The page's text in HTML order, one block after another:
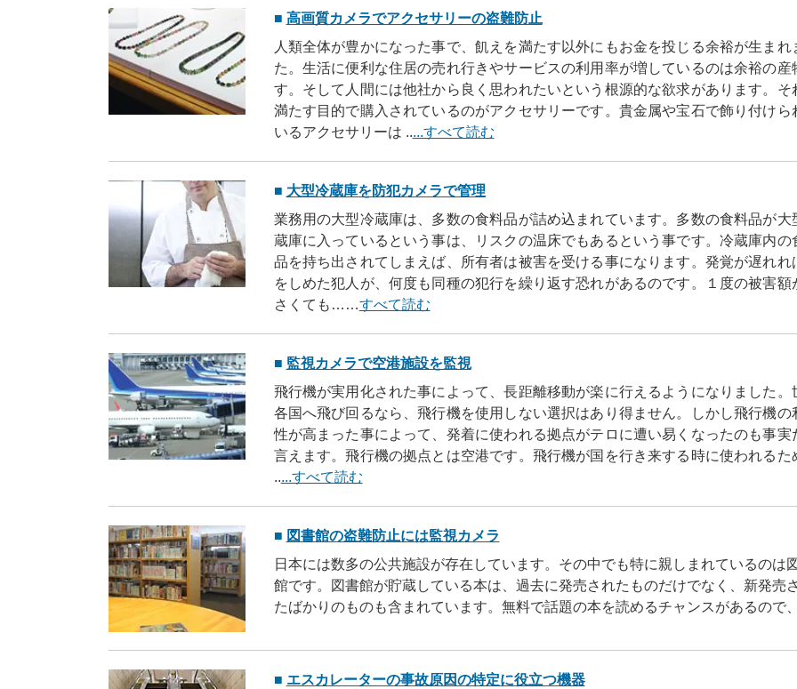
ます。
高画質カメラでアクセサリーの盗難防止
人類全体が豊かになった事で、飢えを満たす以外にもお金を投じる余裕が生まれ
た。生活に便利な住居の売れ行きやサービスの利用率が増しているのは余裕の産
す。そして人間には他社から良く思われたいという根源的な欲求があります。そ
満たす目的で購入されているのがアクセサリーです。貴金属や宝石で飾り付けら
いるアクセサリーは .....すべて読む
大型冷蔵庫を防犯カメラで管理
業務用の大型冷蔵庫は、多数の食料品が詰め込まれています。多数の食料品が大
蔵庫に入っているという事は、リスクの温床でもあるという事です。冷蔵庫内の
品を持ち出されてしまえば、所有者は被害を受ける事になります。発覚が遅れれ
をしめた犯人が、何度も同種の犯行を繰り返す恐れがあるのです。１度の被害額
さくても……すべて読む
監視カメラで空港施設を監視
飛行機が実用化された事によって、長距離移動が楽に行えるようになりました。
各国へ飛び回るなら、飛行機を使用しない選択はあり得ません。しかし飛行機の
性が高まった事によって、発着に使われる拠点がテロに遭い易くなったのも事実
言えます。飛行機の拠点とは空港です。飛行機が国を行き来する時に使われるた
.....すべて読む
図書館の盗難防止には監視カメラ
日本には数多の公共施設が存在しています。その中でも特に親しまれているのは
館です。図書館が貯蔵している本は、過去に発売されたものだけでなく、新発売
たばかりのものも含まれています。無料で話題の本を読めるチャンスがあるので
り次第に .....すべて読む
エスカレーターの事故原因の特定に役立つ機器